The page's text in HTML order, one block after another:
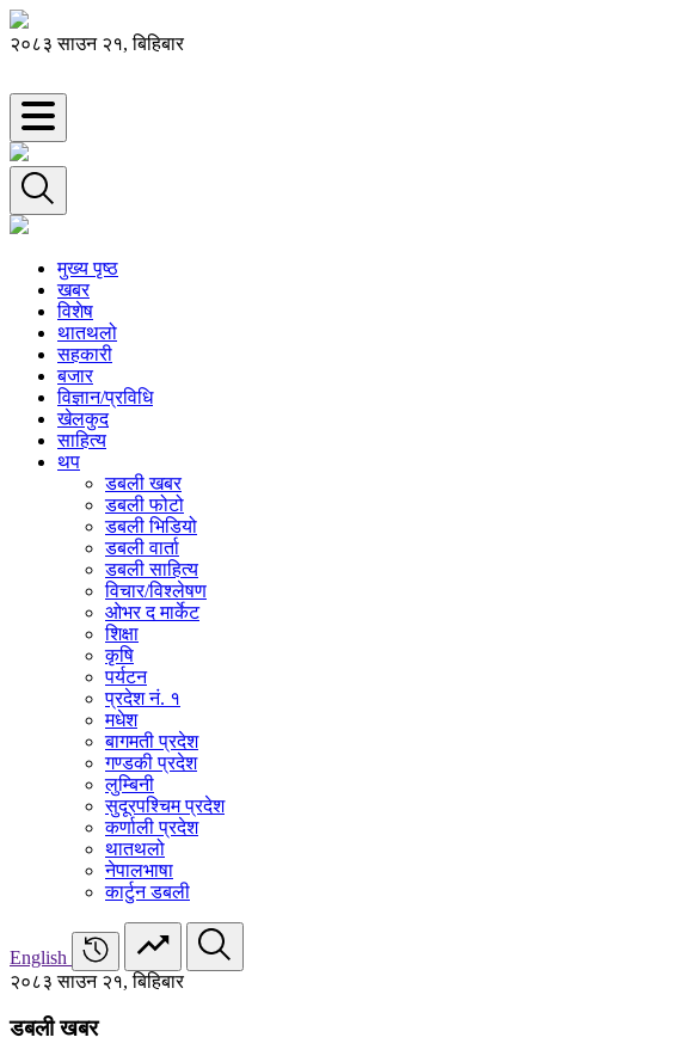
२०८३ साउन २१, बिहिबार
मुख्य पृष्ठ
खबर
विशेष
थातथलो
सहकारी
बजार
विज्ञान/प्रविधि
खेलकुद
साहित्य
थप
डबली खबर
डबली फोटो
डबली भिडियो
डबली वार्ता
डबली साहित्य
विचार/विश्‍लेषण
ओभर द मार्केट
शिक्षा
कृषि
पर्यटन
प्रदेश नं. १
मधेश
बागमती प्रदेश
गण्डकी प्रदेश
लुम्बिनी
सुदूरपश्चिम प्रदेश
कर्णाली प्रदेश
थातथलो
नेपालभाषा
कार्टुन डबली
English
२०८३ साउन २१, बिहिबार
डबली खबर